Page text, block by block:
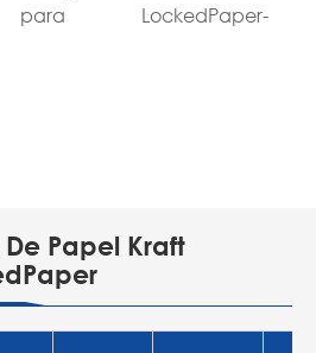
LockedPaper-
Papel Kraft